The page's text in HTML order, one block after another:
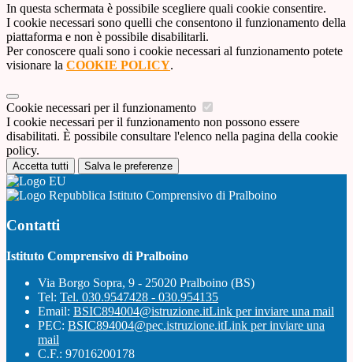
In questa schermata è possibile scegliere quali cookie consentire.
I cookie necessari sono quelli che consentono il funzionamento della
piattaforma e non è possibile disabilitarli.
Per conoscere quali sono i cookie necessari al funzionamento potete
visionare la COOKIE POLICY.
Cookie necessari per il funzionamento
I cookie necessari per il funzionamento non possono essere
disabilitati. È possibile consultare l'elenco nella pagina della cookie
policy.
Accetta tutti Salva le preferenze
Istituto Comprensivo di Pralboino
Contatti
Istituto Comprensivo di Pralboino
Via Borgo Sopra, 9 - 25020 Pralboino (BS)
Tel: Tel. 030.9547428 - 030.954135
Email: BSIC894004@istruzione.itLink per inviare una mail
PEC: BSIC894004@pec.istruzione.itLink per inviare una
mail
C.F.: 97016200178